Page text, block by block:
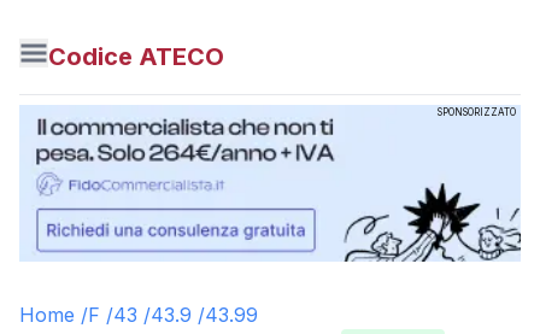
Codice ATECO
SPONSORIZZATO
Home /F /43 /43.9 /43.99